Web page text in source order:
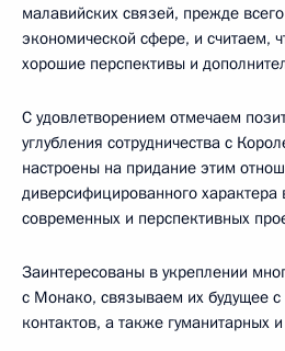
малавийских связей, прежде
экономической сфере, и считаем,
хорошие перспективы и
С удовлетворением отмечаем
углубления сотрудничества с
настроены на придание этим
диверсифицированного
современных и перспективных
Заинтересованы в укреплении
с Монако, связываем их будущее
контактов, а также гуманитарных